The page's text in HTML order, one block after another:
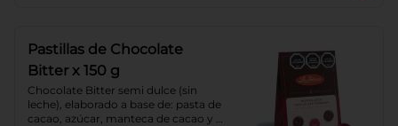
Pastillas de Chocolate
Bitter x 150 g
Chocolate Bitter semi dulce (sin
leche), elaborado a base de: pasta de
cacao, azúcar, manteca de cacao y